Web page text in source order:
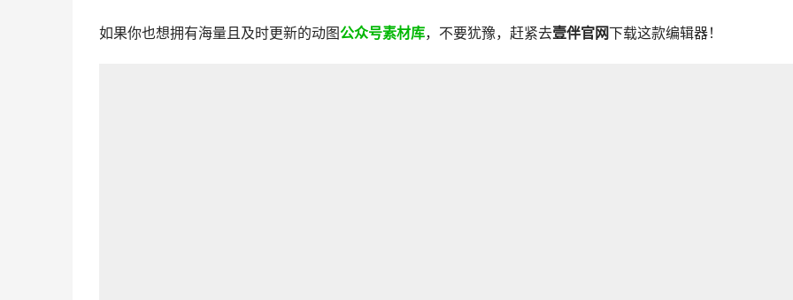
如果你也想拥有海量且及时更新的动图公众号素材库，不要犹豫，赶紧去壹伴官网下载这款编辑器！